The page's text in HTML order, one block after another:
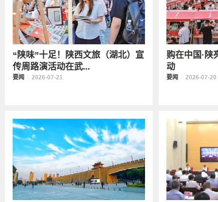
“陕味”十足！陕西文旅（湖北）宣
传周路演活动在武...
要闻 2026-07-21
购在中国·陕
动
要闻 2026-07-20